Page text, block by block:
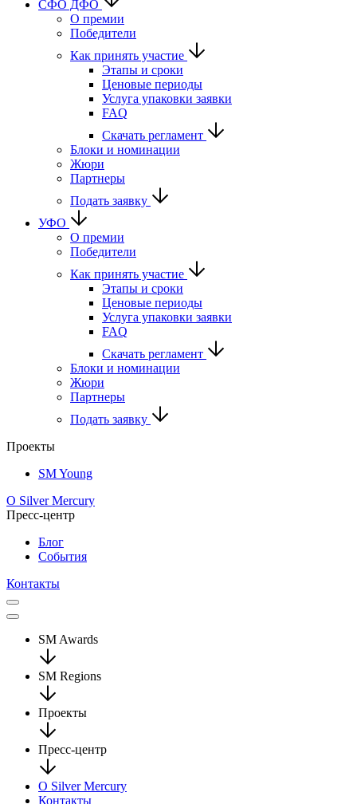
CФО ДФО
О премии
Победители
Как принять участие
Этапы и сроки
Ценовые периоды
Услуга упаковки заявки
FAQ
Скачать регламент
Блоки и номинации
Жюри
Партнеры
Подать заявку
УФО
О премии
Победители
Как принять участие
Этапы и сроки
Ценовые периоды
Услуга упаковки заявки
FAQ
Скачать регламент
Блоки и номинации
Жюри
Партнеры
Подать заявку
Проекты
SM Young
О Silver Mercury
Пресс-центр
Блог
События
Контакты
SM Awards
SM Regions
Проекты
Пресс-центр
О Silver Mercury
Контакты